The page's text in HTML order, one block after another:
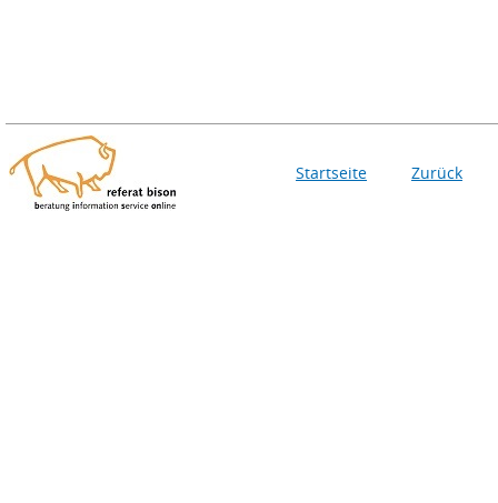
Startseite Zurück